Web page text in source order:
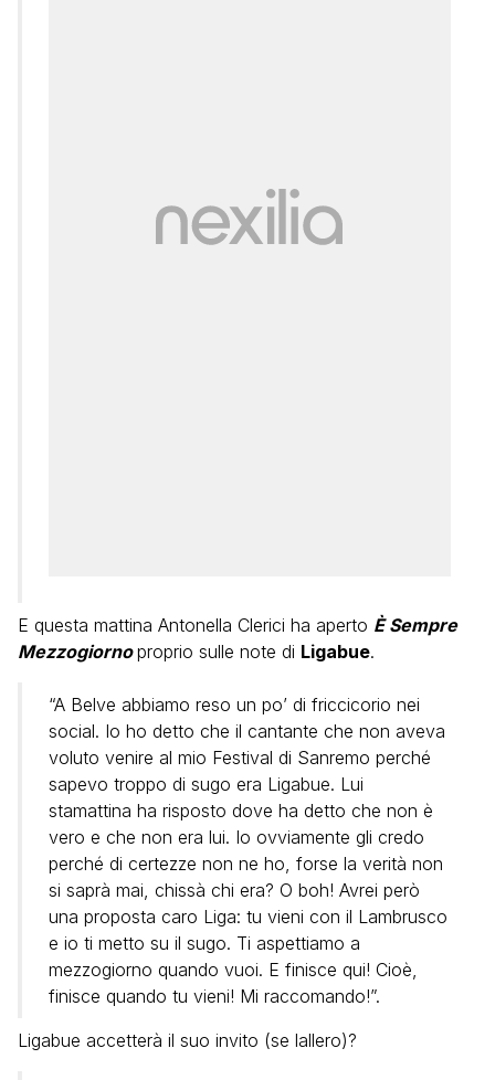
E questa mattina Antonella Clerici ha aperto È Sempre
Mezzogiornoproprio sulle note di Ligabue.
“A Belve abbiamo reso un po’ di friccicorio nei
social. Io ho detto che il cantante che non aveva
voluto venire al mio Festival di Sanremo perché
sapevo troppo di sugo era Ligabue. Lui
stamattina ha risposto dove ha detto che non è
vero e che non era lui. Io ovviamente gli credo
perché di certezze non ne ho, forse la verità non
si saprà mai, chissà chi era? O boh! Avrei però
una proposta caro Liga: tu vieni con il Lambrusco
e io ti metto su il sugo. Ti aspettiamo a
mezzogiorno quando vuoi. E finisce qui! Cioè,
finisce quando tu vieni! Mi raccomando!”.
Ligabue accetterà il suo invito (se lallero)?